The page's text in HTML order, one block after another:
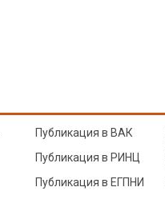
Публикация в ВАК
Публикация в РИНЦ
Публикация в ЕГПНИ